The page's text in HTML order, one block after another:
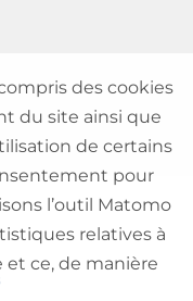
des cookies
du site ainsi que
de certains
pour
l’outil Matomo
relatives à
ce, de manière